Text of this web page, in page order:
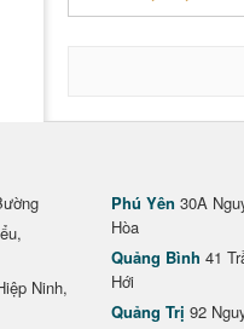
Ninh,
Phú Yên 30A
Hòa
Quảng Bình 41
Hới
Quảng Trị 92